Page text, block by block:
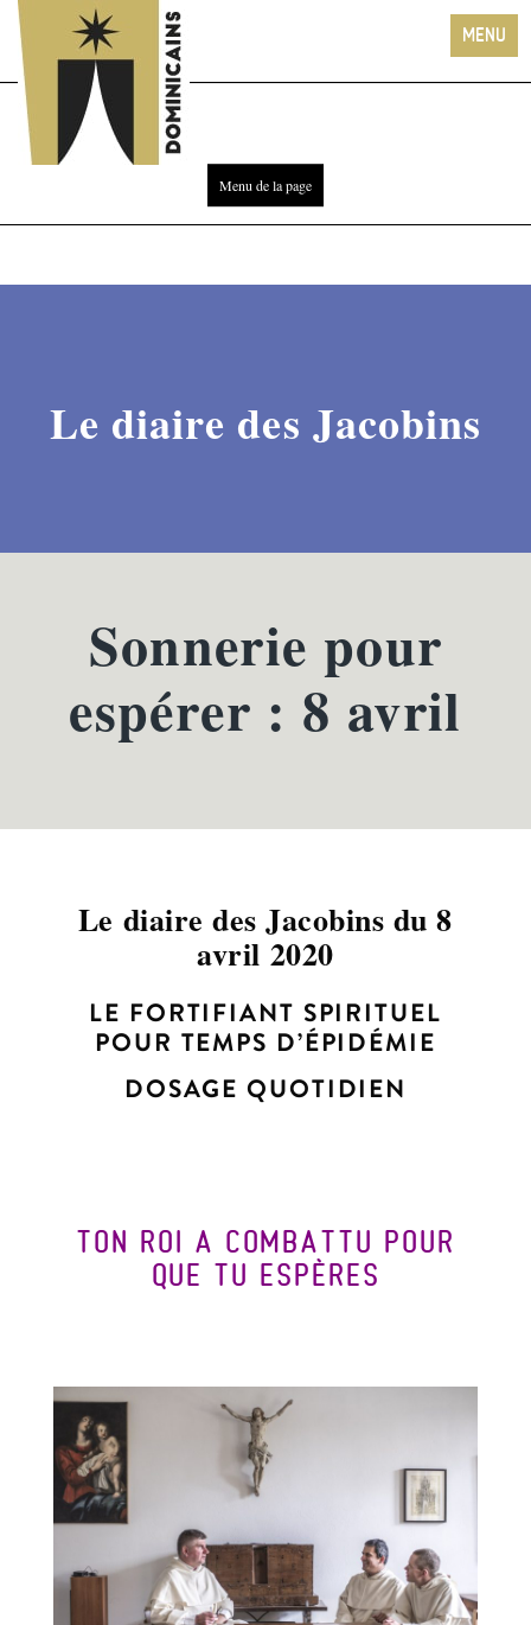
Le diaire des Jacobins
Sonnerie pour
espérer : 8 avril
Le diaire des Jacobins du 8
avril 2020
LE FORTIFIANT SPIRITUEL
POUR TEMPS D’ÉPIDÉMIE
DOSAGE QUOTIDIEN
TON ROI A COMBATTU POUR
QUE TU ESPÈRES